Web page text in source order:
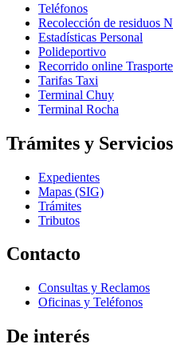
Teléfonos
Recolección de residuos
Estadísticas Personal
Polideportivo
Recorrido online
Tarifas Taxi
Terminal Chuy
Terminal Rocha
Trámites y Servicios
Expedientes
Mapas (SIG)
Trámites
Tributos
Contacto
Consultas y Reclamos
Oficinas y Teléfonos
De interés